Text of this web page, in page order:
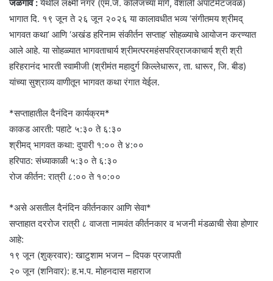
जळगाव :येथील लक्ष्मी नगर (एम.जे. कॉलेजच्या मागे, वैशाली अपार्टमेंटजवळ)
भागात दि. १९ जून ते २६ जून २०२६ या कालावधीत भव्य ‘संगीतमय श्रीमद्
भागवत कथा’ आणि ‘अखंड हरिनाम संकीर्तन सप्ताह’ सोहळ्याचे आयोजन करण्यात
आले आहे. या सोहळ्यात भागवताचार्य श्रीमत्परमहंसपरिव्राजकाचार्य श्री श्री
हरिहरानंद भारती स्वामीजी (श्रीमंत महादुर्ग किल्लेधारूर, ता. धारूर, जि. बीड)
यांच्या सुश्राव्य वाणीतून भागवत कथा रंगात येईल.
*सप्ताहातील दैनंदिन कार्यक्रम*
काकड आरती: पहाटे ५:३० ते ६:३०
श्रीमद् भागवत कथा: दुपारी १:०० ते ४:००
हरिपाठ: संध्याकाळी ५:३० ते ६:३०
रोज कीर्तन: रात्री ८:०० ते १०:००
*असे असतील दैनंदिन कीर्तनकार आणि सेवा*
सप्ताहात दररोज रात्री ८ वाजता नामवंत कीर्तनकार व भजनी मंडळाची सेवा होणार
आहे:
१९ जून (शुक्रवार): खाटुशाम भजन – दिपक प्रजापती
२० जून (शनिवार): ह.भ.प. मोहनदास महाराज